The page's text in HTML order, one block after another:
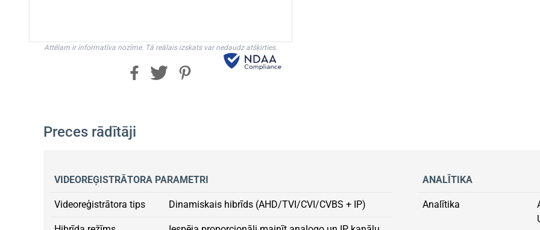
Attēlam ir informatīva nozīme. Tā reālais izskats var nedaudz atšķirties.
Preces rādītāji
VIDEOREĢISTRĀTORA PARAMETRI
Videoreģistrātora tips Dinamiskais hibrīds (AHD/TVI/CVI/CVBS + IP)
ANALĪTIKA
Analītika